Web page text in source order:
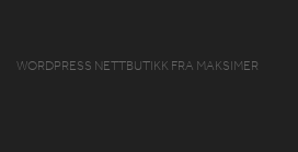
WORDPRESS NETTBUTIKK FRA MAKSIMER